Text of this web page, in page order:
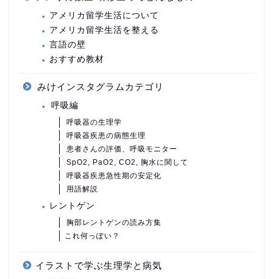
アメリカ留学生活について
アメリカ留学生活を整える
言語の壁
おすすめ教材
みけインスタグラムカテゴリ
呼吸編
呼吸器の生理学
呼吸器疾患の病態生理
患者さんの評価、呼吸モニター
SpO2, PaO2, CO2, 胸水に関して
呼吸器疾患急性期の安定化
用語解説
レントゲン
胸部レントゲンの読み方集
これ何っぽい？
イラストで学ぶ生理学と病気